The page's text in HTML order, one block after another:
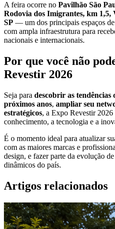
A feira ocorre no Pavilhão São
Rodovia dos Imigrantes, km 1,5,
SP — um dos principais espaços
com ampla infraestrutura para
nacionais e internacionais.
Por que você não
Revestir 2026
Seja para descobrir as
próximos anos, ampliar seu
estratégicos, a Expo Revestir
conhecimento, a tecnologia e a
É o momento ideal para atualizar
com as maiores marcas e
design, e fazer parte da evolução
dinâmicos do país.
Artigos relacionados